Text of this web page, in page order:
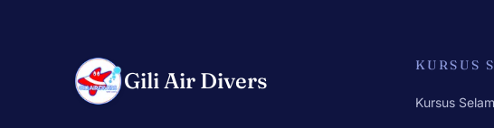
Gili Air Divers
KURSUS
Kursus Selam